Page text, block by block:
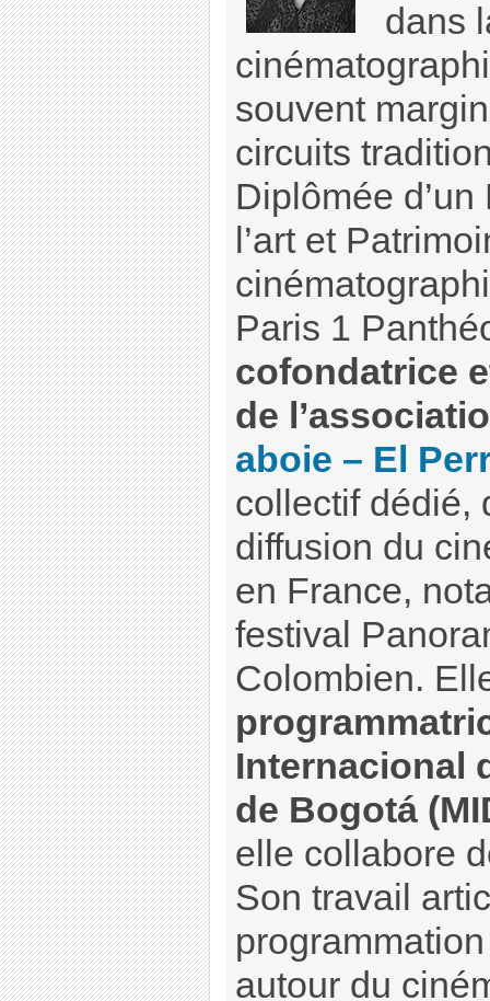
dans
souvent
circuits
Diplômée
l’art et
Paris 1
cofondatrice
de
aboie – El
collectif dédié,
diffusion du
en France,
festival
Colombien.
Internacional
de Bogotá
elle collabore
Son travail
autour du